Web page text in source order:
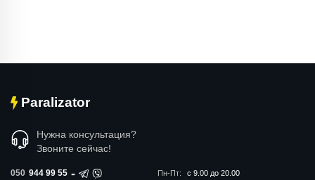
Paralizator
Нужна консультация?
Звоните сейчас!
050 944 99 55 - Пн-Пт:
с 9.00 до 20.00